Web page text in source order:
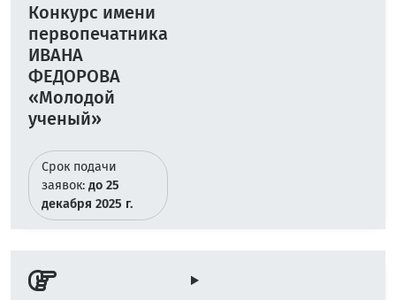
Конкурс имени
первопечатника
ИВАНА
ФЕДОРОВА
«Молодой
ученый»
Срок подачи
заявок:до 25
декабря 2025 г.